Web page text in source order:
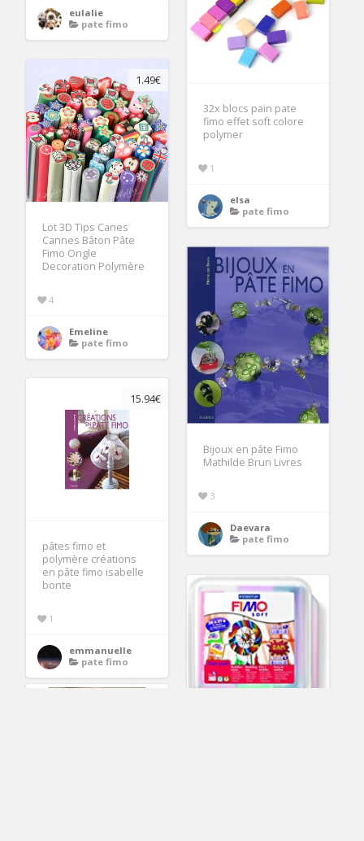
eulalie
pate fimo
32x blocs pain pate
fimo effet soft colore
polymer
1
elsa
pate fimo
1.49€
Lot 3D Tips Canes
Cannes Bâton Pâte
Fimo Ongle
Decoration Polymère
4
Emeline
pate fimo
Bijoux en pâte Fimo
Mathilde Brun Livres
3
Daevara
pate fimo
15.94€
pâtes fimo et
polymère créations
en pâte fimo isabelle
bonte
1
emmanuelle
pate fimo